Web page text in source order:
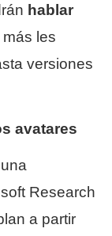
hablar
les
versiones
avatares
Research
a partir